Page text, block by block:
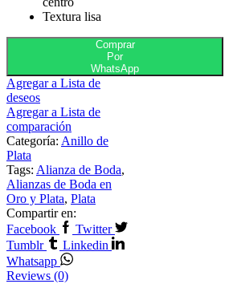
Textura lisa
Comprar
Por
WhatsApp
Agregar a Lista de
deseos
Agregar a Lista de
comparación
Categoría: Anillo de
Plata
Tags: Alianza de Boda,
Alianzas de Boda en
Oro y Plata, Plata
Compartir en:
Facebook
Twitter
Tumblr
Linkedin
Whatsapp
Reviews (0)